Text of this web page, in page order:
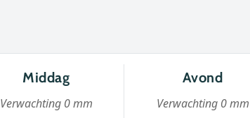
Middag
Verwachting 0 mm
Avond
Verwachting 0 mm